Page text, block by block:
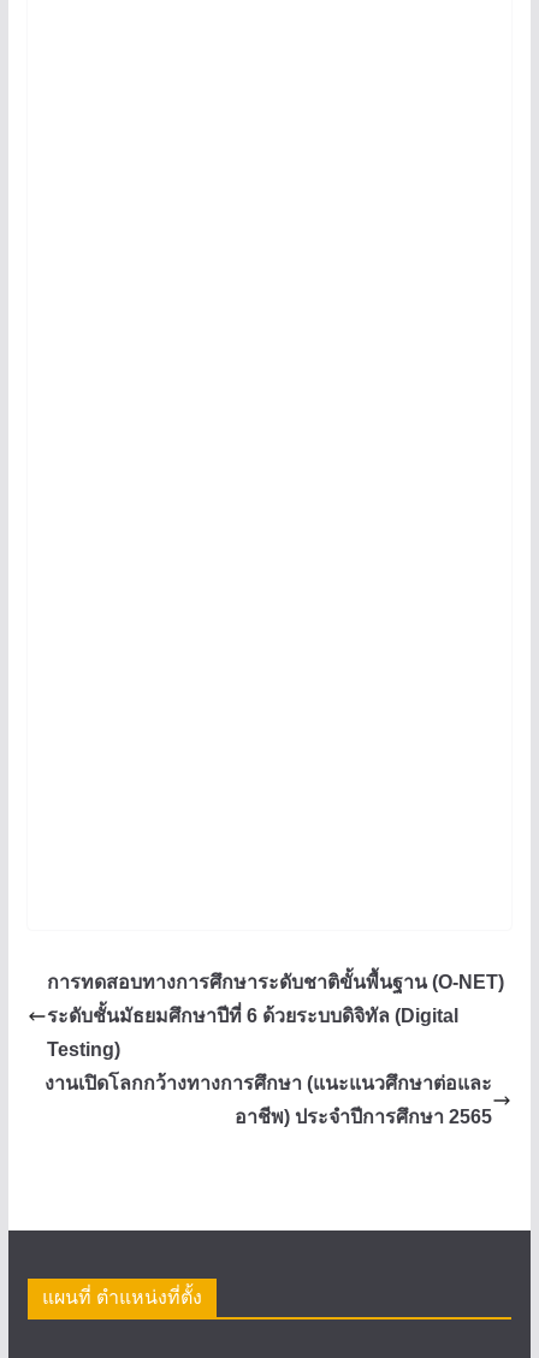
การทดสอบทางการศึกษาระดับชาติขั้นพื้นฐาน (O-NET)
ระดับชั้นมัธยมศึกษาปีที่ 6 ด้วยระบบดิจิทัล (Digital
Testing)
งานเปิดโลกกว้างทางการศึกษา (แนะแนวศึกษาต่อและ
อาชีพ) ประจำปีการศึกษา 2565
แผนที่ ตำแหน่งที่ตั้ง